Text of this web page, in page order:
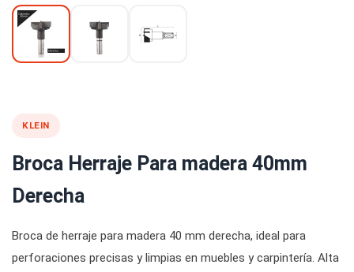
KLEIN
Broca Herraje Para madera 40mm
Derecha
Broca de herraje para madera 40 mm derecha, ideal para
perforaciones precisas y limpias en muebles y carpintería. Alta